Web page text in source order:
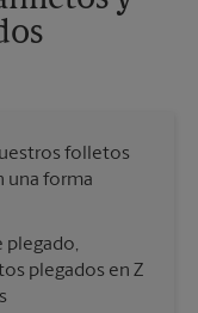
folletos
una forma
plegado,
plegados en Z